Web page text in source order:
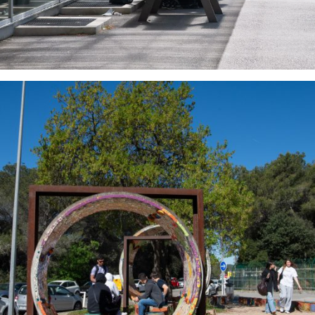
Le Campus LDV propose une grande variété de
parcours éducatifs, allant du CAP au Baccalauréat et
jusqu’aux diplômes de niveau supérieur. Ces
programmes couvrent plusieurs domaines majeurs :
Bâtiment et Travaux Publics
complets, allant des Bacs professionnels
(Bac Pro Travaux Publics, Bac Pro Technicien
du Bâtiment : organisation et réalisation du
gros œuvre, Bac Pro Technicien d’Études du
Bâtiment avec options études économiques
et assistant d’architecte) au Bac STI2D «
Architecture et Construction » (AC), jusqu’aux
BTS spécialisés en études de construction et
travaux publics.
Sciences de l’Ingénieur: Des cursus variés
du Baccalauréat général avec option «